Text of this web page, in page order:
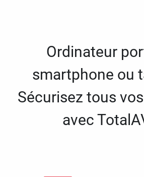
Ordinateur
smartphone ou
Sécurisez tous
avec